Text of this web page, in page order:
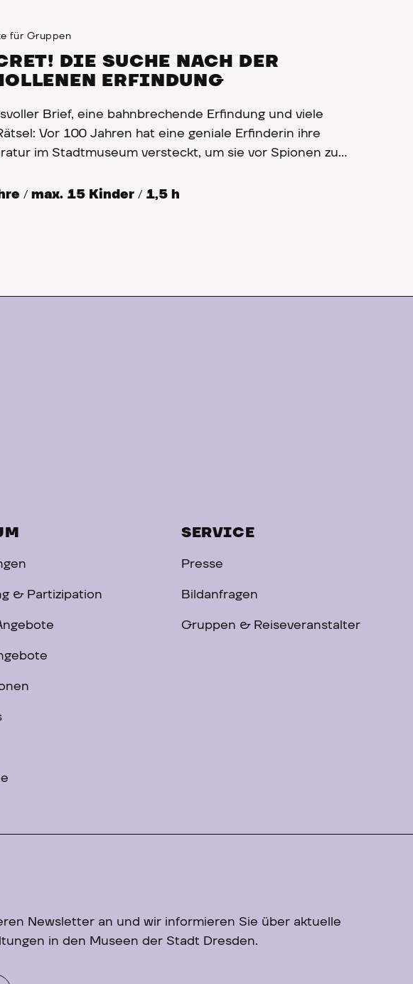
für Gruppen
DIE SUCHE NACH DER
ERFINDUNG
Brief, eine bahnbrechende Erfindung und viele
Vor 100 Jahren hat eine geniale Erfinderin ihre
im Stadtmuseum versteckt, um sie vor Spionen zu
Spionen in die Hände fällt! Folgt den Spuren und
/ max. 15 Kinder / 1,5 h
& Partizipation
SERVICE
Presse
Bildanfragen
Gruppen & Reiseveranstalter
Newsletter an und wir informieren Sie über aktuelle
in den Museen der Stadt Dresden.